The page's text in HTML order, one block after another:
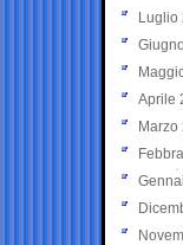
Luglio
Aprile
Marzo